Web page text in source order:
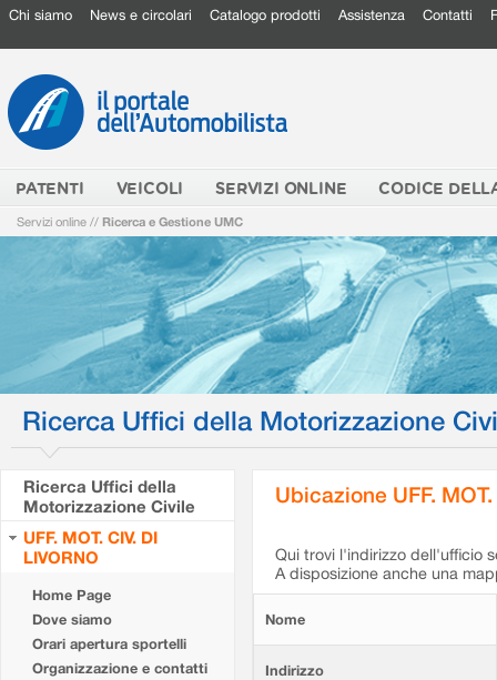
Chi siamo News e circolari Catalogo prodotti Assistenza Contatti
PATENTI VEICOLI SERVIZI ONLINE CODICE
Servizi online // Ricerca e Gestione UMC
Ricerca Uffici della Motorizzazione
Ricerca Uffici della
Motorizzazione Civile
UFF. MOT. CIV. DI
LIVORNO
Home Page
Dove siamo
Orari apertura sportelli
Organizzazione e contatti
Ubicazione UFF.
Qui trovi l'indirizzo dell'ufficio
A disposizione anche una
Nome
Indirizzo